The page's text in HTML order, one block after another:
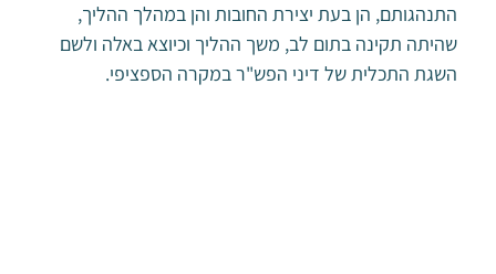
התנהגותם, הן בעת יצירת החובות והן במהלך ההליך,
שהיתה תקינה בתום לב, משך ההליך וכיוצא באלה ולשם
השגת התכלית של דיני הפש"ר במקרה הספציפי.